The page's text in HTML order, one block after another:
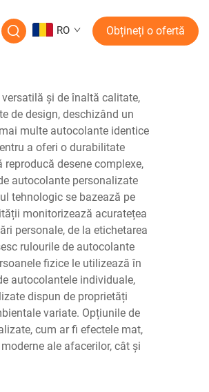
RO Obțineți o ofertă
și de înaltă calitate,
de design, deschizând un
multe autocolante identice
a oferi o durabilitate
desene complexe,
autocolante personalizate
tehnologic se bazează pe
monitorizează acuratețea
personale, de la etichetarea
rulourile de autocolante
fizice le utilizează în
autocolantele individuale,
dispun de proprietăți
variate. Opțiunile de
cum ar fi efectele mat,
ale afacerilor, cât și